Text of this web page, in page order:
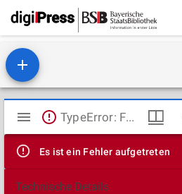
Mirador
Viewer
TypeError: Failed to fetch
Es ist ein Fehler aufgetreten
Technische Details